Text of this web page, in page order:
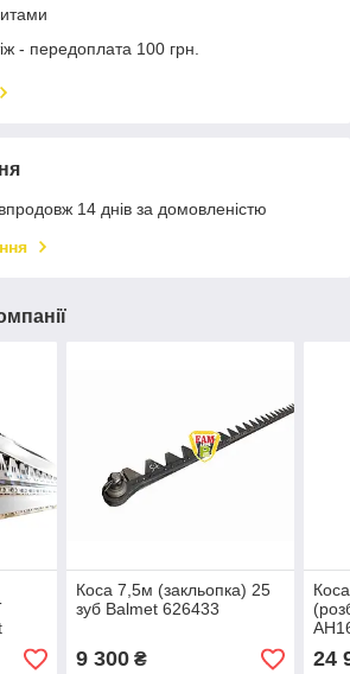
- передоплата 100 грн.
14 днів за домовленістю
Коса 7,5м (закльопка) 25
зуб Balmet 626433
9 300₴ 24